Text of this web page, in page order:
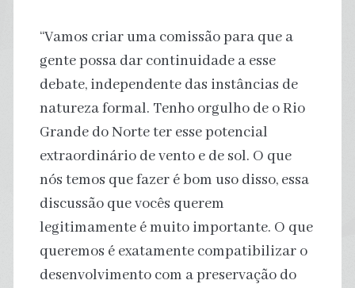
“Vamos criar uma comissão para que a
gente possa dar continuidade a esse
debate, independente das instâncias de
natureza formal. Tenho orgulho de o Rio
Grande do Norte ter esse potencial
extraordinário de vento e de sol. O que
nós temos que fazer é bom uso disso, essa
discussão que vocês querem
legitimamente é muito importante. O que
queremos é exatamente compatibilizar o
desenvolvimento com a preservação do